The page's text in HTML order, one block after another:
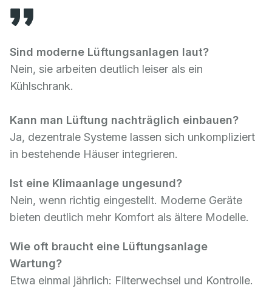
Sind moderne Lüftungsanlagen laut?
Nein, sie arbeiten deutlich leiser als ein
Kühlschrank.
Kann man Lüftung nachträglich einbauen?
Ja, dezentrale Systeme lassen sich unkompliziert
in bestehende Häuser integrieren.
Ist eine Klimaanlage ungesund?
Nein, wenn richtig eingestellt. Moderne Geräte
bieten deutlich mehr Komfort als ältere Modelle.
Wie oft braucht eine Lüftungsanlage
Wartung?
Etwa einmal jährlich: Filterwechsel und Kontrolle.